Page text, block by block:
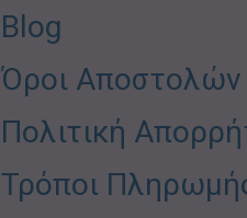
Blog
Όροι Αποστολών
Πολιτική
Τρόποι